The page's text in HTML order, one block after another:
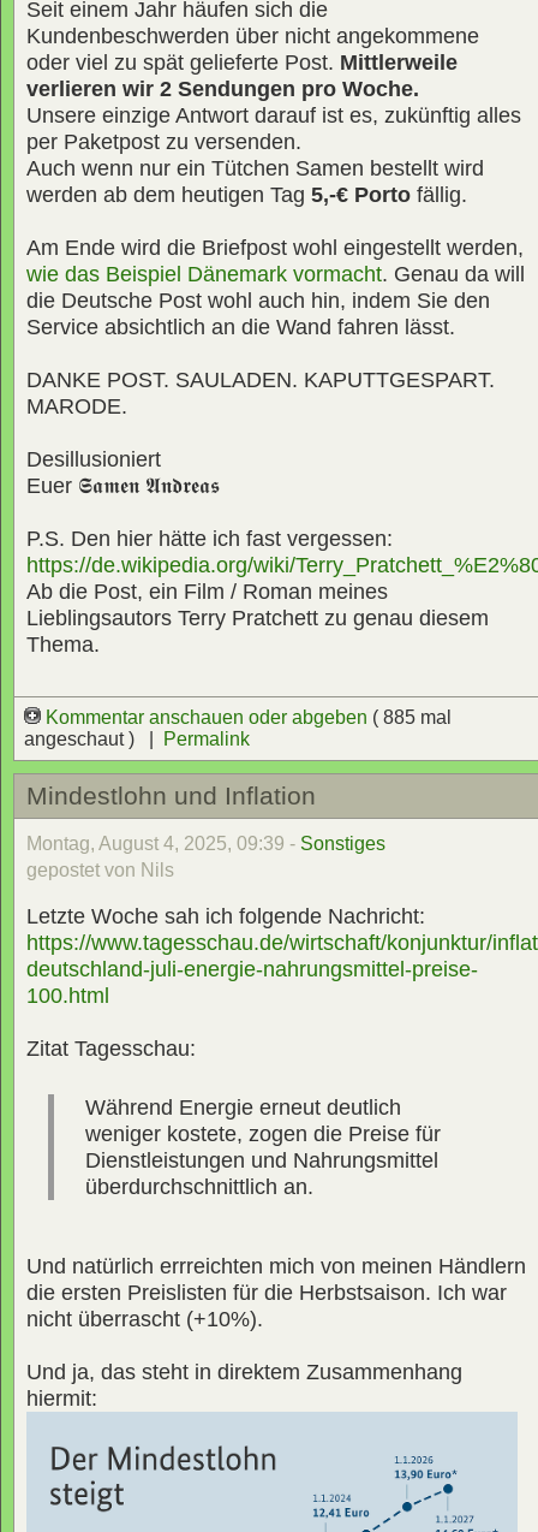
Seit einem Jahr häufen sich die
Kundenbeschwerden über nicht angekommene
oder viel zu spät gelieferte Post. Mittlerweile
verlieren wir 2 Sendungen pro Woche.
Unsere einzige Antwort darauf ist es, zukünftig alles
per Paketpost zu versenden.
Auch wenn nur ein Tütchen Samen bestellt wird
werden ab dem heutigen Tag 5,-€ Porto fällig.
Am Ende wird die Briefpost wohl eingestellt werden,
wie das Beispiel Dänemark vormacht. Genau da will
die Deutsche Post wohl auch hin, indem Sie den
Service absichtlich an die Wand fahren lässt.
DANKE POST. SAULADEN. KAPUTTGESPART.
MARODE.
Desillusioniert
Euer 𝕾𝖆𝖒𝖊𝖓 𝕬𝖓𝖉𝖗𝖊𝖆𝖘
P.S. Den hier hätte ich fast vergessen:
https://de.wikipedia.org/wiki/
Ab die Post, ein Film / Roman meines
Lieblingsautors Terry Pratchett zu genau diesem
Thema.
Kommentar anschauen oder abgeben ( 885 mal
angeschaut ) |
Permalink
Mindestlohn und Inflation
Montag, August 4, 2025, 09:39 - Sonstiges
gepostet von Nils
Letzte Woche sah ich folgende Nachricht:
https://www.tagesschau.de/wirtschaft/konjunktur/
deutschland-juli-energie-nahrungsmittel-preise-
100.html
Zitat Tagesschau:
Während Energie erneut deutlich
weniger kostete, zogen die Preise für
Dienstleistungen und Nahrungsmittel
überdurchschnittlich an.
Und natürlich errreichten mich von meinen Händlern
die ersten Preislisten für die Herbstsaison. Ich war
nicht überrascht (+10%).
Und ja, das steht in direktem Zusammenhang
hiermit: